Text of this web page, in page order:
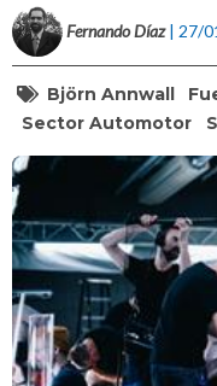
Fernando Díaz | 27/
Björn Annwall
Sector Automotor